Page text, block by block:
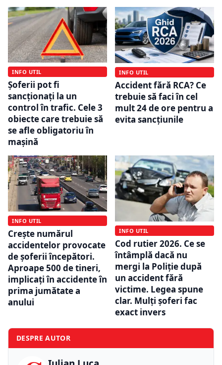
INFO UTIL
Șoferii pot fi
sancționați la un
control în trafic. Cele 3
obiecte care trebuie să
se afle obligatoriu în
mașină
INFO UTIL
Accident fără RCA? Ce
trebuie să faci în cel
mult 24 de ore pentru a
evita sancțiunile
INFO UTIL
Crește numărul
accidentelor provocate
de șoferii începători.
Aproape 500 de tineri,
implicați în accidente în
prima jumătate a
anului
INFO UTIL
Cod rutier 2026. Ce se
întâmplă dacă nu
mergi la Poliție după
un accident fără
victime. Legea spune
clar. Mulți șoferi fac
exact invers
DESPRE AUTOR